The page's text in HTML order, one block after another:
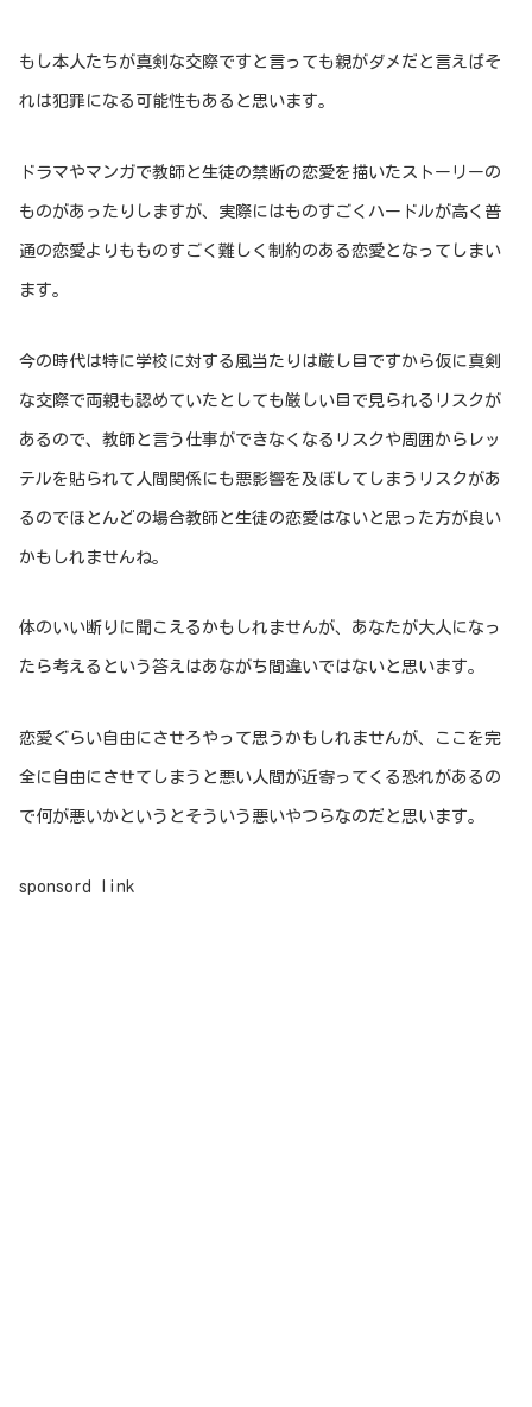
もし本人たちが真剣な交際ですと言っても親がダメだと言えばそ
れは犯罪になる可能性もあると思います。
ドラマやマンガで教師と生徒の禁断の恋愛を描いたストーリーの
ものがあったりしますが、実際にはものすごくハードルが高く普
通の恋愛よりもものすごく難しく制約のある恋愛となってしまい
ます。
今の時代は特に学校に対する風当たりは厳し目ですから仮に真剣
な交際で両親も認めていたとしても厳しい目で見られるリスクが
あるので、教師と言う仕事ができなくなるリスクや周囲からレッ
テルを貼られて人間関係にも悪影響を及ぼしてしまうリスクがあ
るのでほとんどの場合教師と生徒の恋愛はないと思った方が良い
かもしれませんね。
体のいい断りに聞こえるかもしれませんが、あなたが大人になっ
たら考えるという答えはあながち間違いではないと思います。
恋愛ぐらい自由にさせろやって思うかもしれませんが、ここを完
全に自由にさせてしまうと悪い人間が近寄ってくる恐れがあるの
で何が悪いかというとそういう悪いやつらなのだと思います。
sponsord link